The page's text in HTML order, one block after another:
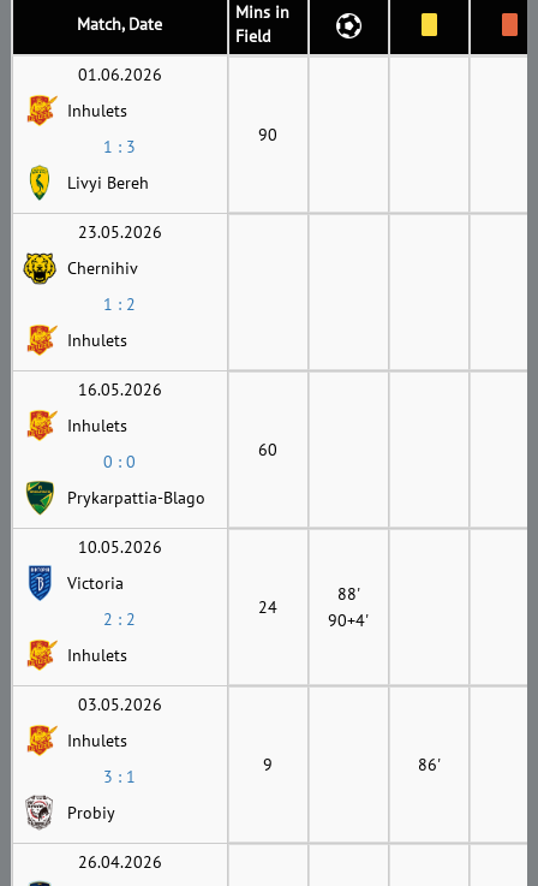
Match, Date
Mins in
Field
01.06.2026
Inhulets
1 : 3
Livyi Bereh
90
23.05.2026
Chernihiv
1 : 2
Inhulets
16.05.2026
Inhulets
0 : 0
Prykarpattia-Blago
60
10.05.2026
Victoria
2 : 2
Inhulets
24
88'
90+4'
03.05.2026
Inhulets
3 : 1
Probiy
9 86'
26.04.2026